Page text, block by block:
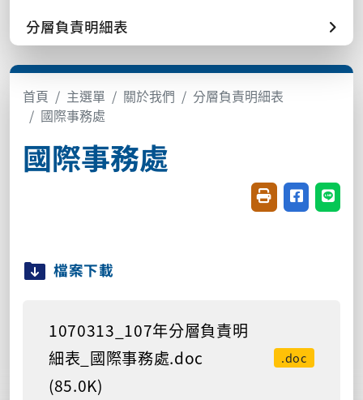
分層負責明細表
首頁 主選單 關於我們
分層負責明細表
國際事務處
國際事務處
友善列印(開新視
分享至臉書
分享
檔案下載
1070313_107年分層負責明
細表_國際事務處.doc
(85.0K)
.doc